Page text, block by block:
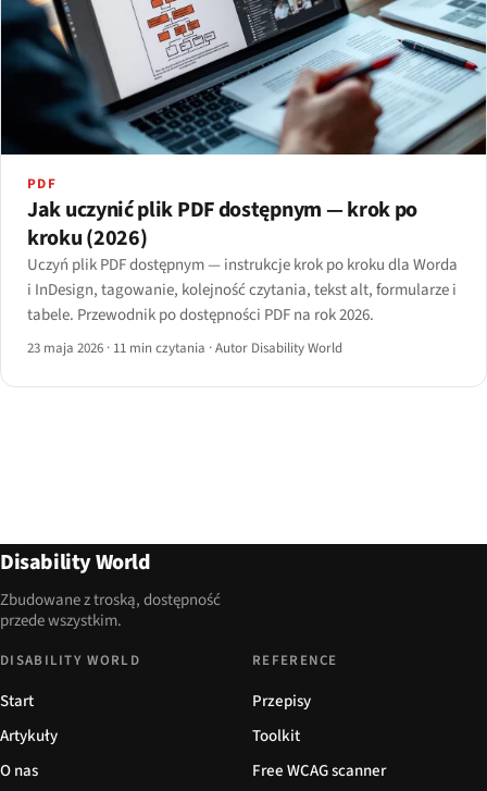
PDF
Jak uczynić plik PDF dostępnym — krok po
kroku (2026)
Uczyń plik PDF dostępnym — instrukcje krok po kroku dla Worda
i InDesign, tagowanie, kolejność czytania, tekst alt, formularze i
tabele. Przewodnik po dostępności PDF na rok 2026.
23 maja 2026 · 11 min czytania ·Autor Disability World
Disability World
Zbudowane z troską, dostępność
przede wszystkim.
DISABILITY WORLD
Start
Artykuły
O nas
REFERENCE
Przepisy
Toolkit
Free WCAG scanner